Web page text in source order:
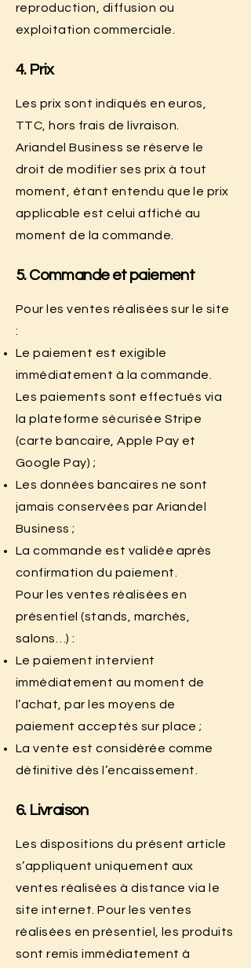
reproduction, diffusion ou
exploitation commerciale.
4. Prix
Les prix sont indiqués en euros,
TTC, hors frais de livraison.
Ariandel Business se réserve le
droit de modifier ses prix à tout
moment, étant entendu que le prix
applicable est celui affiché au
moment de la commande.
5. Commande et paiement
Pour les ventes réalisées sur le site
:
Le paiement est exigible
immédiatement à la commande.
Les paiements sont effectués via
la plateforme sécurisée Stripe
(carte bancaire, Apple Pay et
Google Pay) ;
Les données bancaires ne sont
jamais conservées par Ariandel
Business ;
La commande est validée après
confirmation du paiement.
Pour les ventes réalisées en
présentiel (stands, marchés,
salons…) :
Le paiement intervient
immédiatement au moment de
l’achat, par les moyens de
paiement acceptés sur place ;
La vente est considérée comme
définitive dès l’encaissement.
6. Livraison
Les dispositions du présent article
s’appliquent uniquement aux
ventes réalisées à distance via le
site internet. Pour les ventes
réalisées en présentiel, les produits
sont remis immédiatement à